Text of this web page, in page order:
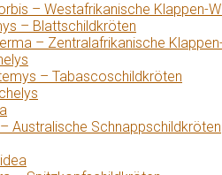
– Westafrikanische Klappen-
– Blattschildkröten
– Zentralafrikanische
– Tabascoschildkröten
Australische Schnappschildkröten